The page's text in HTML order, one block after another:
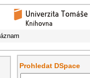
Prohledat DSpace